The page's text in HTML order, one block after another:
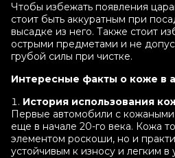
Чтобы избежать появления
стоит быть аккуратным при
высадке из него. Также стоит
острыми предметами и не
грубой силы при чистке.
Интересные факты о коже в
История использования
Первые автомобили с
еще в начале 20-го века. Кожа
элементом роскоши, но и
устойчивым к износу и легким в